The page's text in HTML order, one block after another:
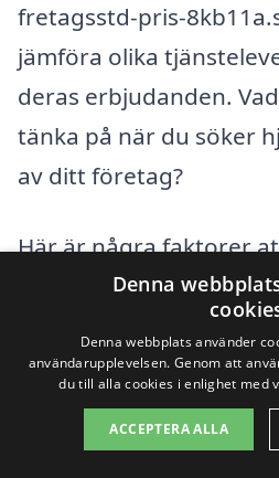
fretagsstd-pris-
jämföra olika
deras erbjudanden.
tänka på när du söker
av ditt företag?
Här är några faktorer
Erfarenhet och
städfirman
Referenser och
Denna
Denna webbplats använder
användarupplevelsen. Genom att
du till alla cookies i enlighet med
ACCEPTERA ALLA